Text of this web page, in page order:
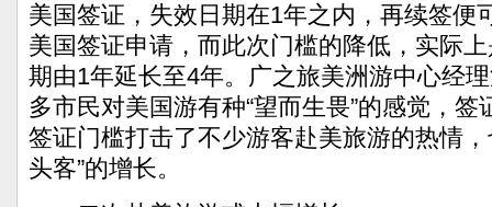
美国签证，失效日期在1年之内，再续签便
美国签证申请，而此次门槛的降低，实际
期由1年延长至4年。广之旅美洲游中心经
多市民对美国游有种“望而生畏”的感觉，签
签证门槛打击了不少游客赴美旅游的热情
头客”的增长。